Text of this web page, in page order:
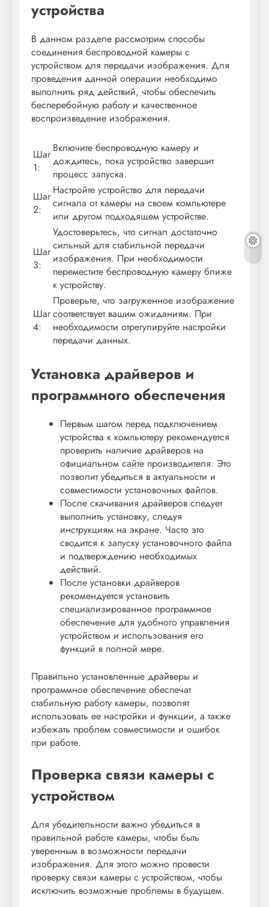
устройства
В данном разделе рассмотрим способы
соединения беспроводной камеры с
устройством для передачи изображения. Для
проведения данной операции необходимо
выполнить ряд действий, чтобы обеспечить
бесперебойную работу и качественное
воспроизведение изображения.
Шаг
1:
Включите беспроводную камеру и
дождитесь, пока устройство завершит
процесс запуска.
Шаг
2:
Настройте устройство для передачи
сигнала от камеры на своем компьютере
или другом подходящем устройстве.
Шаг
3:
Удостоверьтесь, что сигнал достаточно
сильный для стабильной передачи
изображения. При необходимости
переместите беспроводную камеру ближе
к устройству.
Шаг
4:
Проверьте, что загруженное изображение
соответствует вашим ожиданиям. При
необходимости отрегулируйте настройки
передачи данных.
Установка драйверов и
программного обеспечения
Первым шагом перед подключением
устройства к компьютеру рекомендуется
проверить наличие драйверов на
официальном сайте производителя. Это
позволит убедиться в актуальности и
совместимости установочных файлов.
После скачивания драйверов следует
выполнить установку, следуя
инструкциям на экране. Часто это
сводится к запуску установочного файла
и подтверждению необходимых
действий.
После установки драйверов
рекомендуется установить
специализированное программное
обеспечение для удобного управления
устройством и использования его
функций в полной мере.
Правильно установленные драйверы и
программное обеспечение обеспечат
стабильную работу камеры, позволят
использовать ее настройки и функции, а также
избежать проблем совместимости и ошибок
при работе.
Проверка связи камеры с
устройством
Для убедительности важно убедиться в
правильной работе камеры, чтобы быть
уверенным в возможности передачи
изображения. Для этого можно провести
проверку связи камеры с устройством, чтобы
исключить возможные проблемы в будущем.